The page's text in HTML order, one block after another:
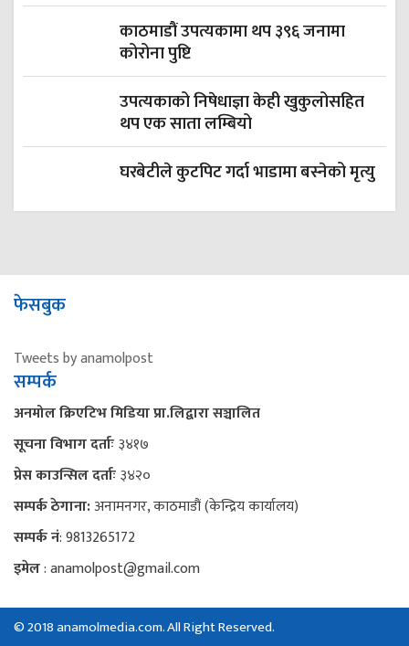
काठमाडौं उपत्यकामा थप ३९६ जनामा
कोरोना पुष्टि
उपत्यकाको निषेधाज्ञा केही खुकुलोसहित
थप एक साता लम्बियो
घरबेटीले कुटपिट गर्दा भाडामा बस्नेको मृत्यु
फेसबुक
Tweets by anamolpost
सम्पर्क
अनमोल क्रिएटिभ मिडिया प्रा.लिद्वारा सञ्चालित
सूचना विभाग दर्ताः३४१७
प्रेस काउन्सिल दर्ताः३४२०
सम्पर्क ठेगाना:अनामनगर, काठमाडौं (केन्द्रिय कार्यालय)
सम्पर्क नं: 9813265172
इमेल: anamolpost@gmail.com
© 2018 anamolmedia.com. All Right Reserved.